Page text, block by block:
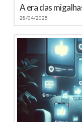
A era das
28/04/2025